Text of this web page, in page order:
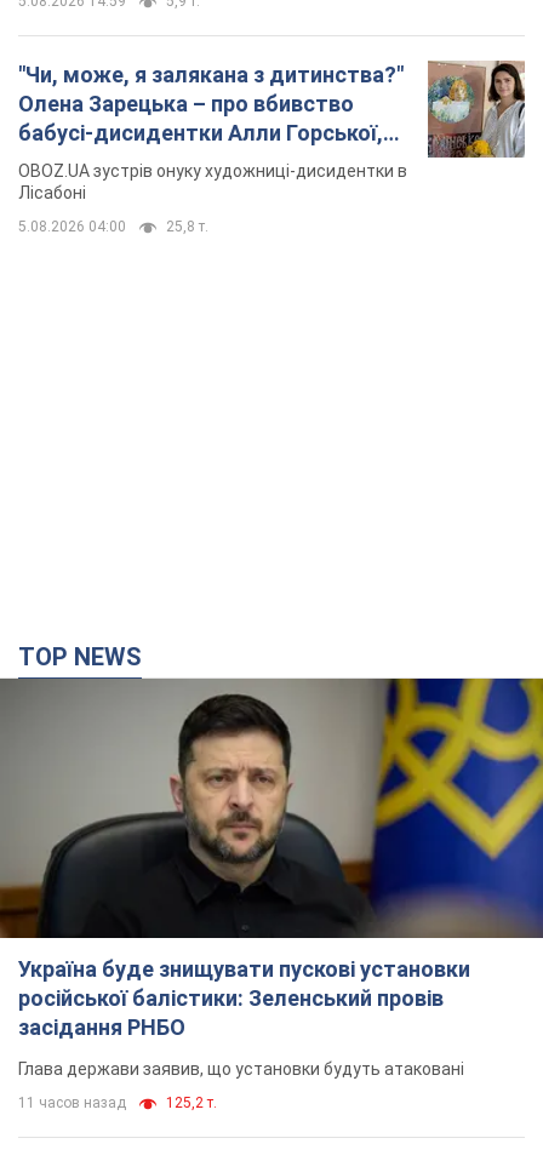
"Чи, може, я залякана з дитинства?"
Олена Зарецька – про вбивство
бабусі-дисидентки Алли Горської,
критику Дмитра Стуса та втечу в
Португалію з 5 дітьми
OBOZ.UA зустрів онуку художниці-дисидентки в
Лісабоні
5.08.2026 04:00 25,8 т.
TOP NEWS
Україна буде знищувати пускові установки
російської балістики: Зеленський провів
засідання РНБО
Глава держави заявив, що установки будуть атаковані
11 часов назад 125,2 т.